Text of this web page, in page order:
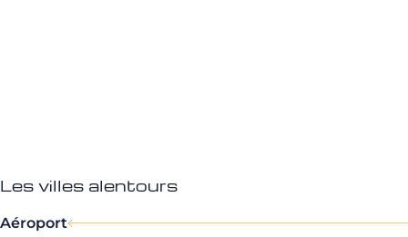
Les villes alentours
Aéroport